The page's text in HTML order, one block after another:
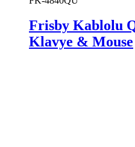
Frisby Kablolu
Klavye & Mouse